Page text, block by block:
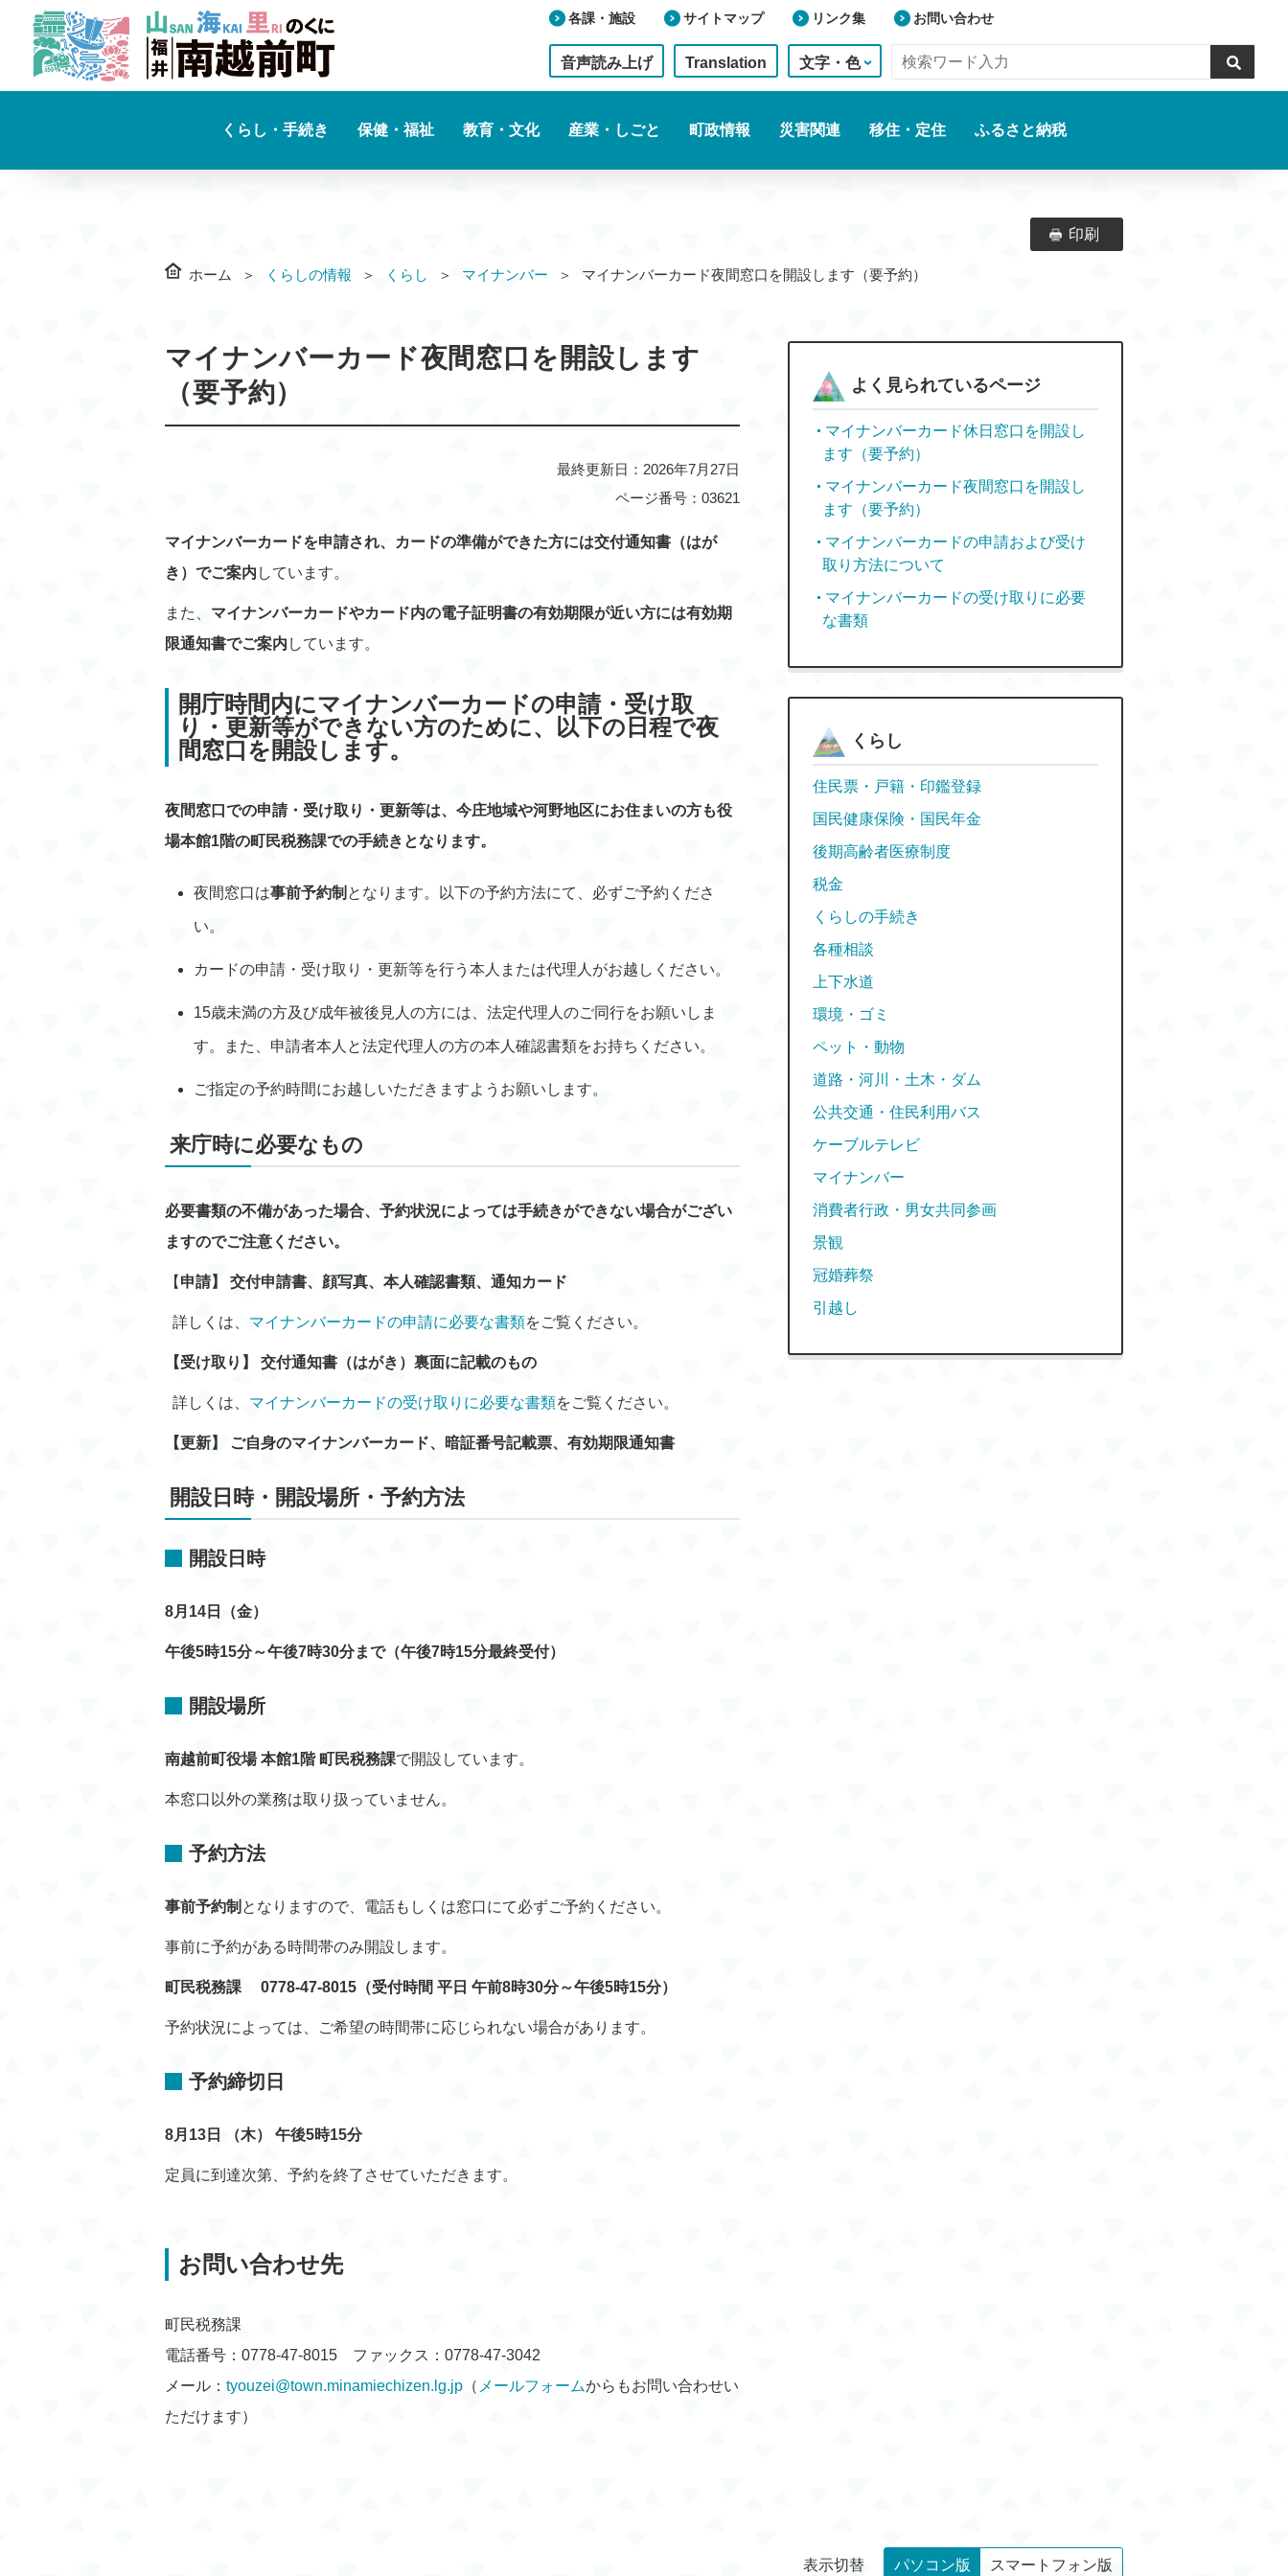
各課・施設 サイトマップ リンク集 お問い合わせ
音声読み上げ Translation 文字・色
くらし・手続き 保健・福祉 教育・文化 産業・しごと 町政情報 災害関連 移住・定住 ふるさと納税
ホーム くらしの情報 くらし マイナンバー マイナンバーカード夜間窓口を開設します（要予約）
印刷
マイナンバーカード夜間窓口を開設します
（要予約）
最終更新日：2026年7月27日
ページ番号：03621
マイナンバーカードを申請され、カードの準備ができた方には交付通知書（はが
き）でご案内 しています。
また、 マイナンバーカードやカード内の電子証明書の有効期限が近い方には有効期
限通知書でご案内 しています。
開庁時間内にマイナンバーカードの申請・受け取
り・更新等ができない方のために、以下の日程で夜
間窓口を開設します。
夜間窓口での申請・受け取り・更新等は、今庄地域や河野地区にお住まいの方も役
場本館1階の町民税務課での手続きとなります。
夜間窓口は事前予約制 となります。以下の予約方法にて、必ずご予約くださ
い。
カードの申請・受け取り・更新等を行う本人または代理人がお越しください。
15歳未満の方及び成年被後見人の方には、法定代理人のご同行をお願いしま
す。また、申請者本人と法定代理人の方の本人確認書類をお持ちください。
ご指定の予約時間にお越しいただきますようお願いします。
来庁時に必要なもの
必要書類の不備があった場合、予約状況によっては手続きができない場合がござい
ますのでご注意ください。
【 申請】 交付申請書、顔写真、本人確認書類、通知カード
詳しくは、 マイナンバーカードの申請に必要な書類をご覧ください。
【受け取り】 交付通知書（はがき）裏面に記載のもの
詳しくは、 マイナンバーカードの受け取りに必要な書類をご覧ください。
【更新】 ご自身のマイナンバーカード、暗証番号記載票、有効期限通知書
開設日時・開設場所・予約方法
開設日時
8月14日（金）
午後5時15分～午後7時30分まで（午後7時15分最終受付）
開設場所
南越前町役場 本館1階 町民税務課で開設しています。
本窓口以外の業務は取り扱っていません。
予約方法
事前予約制 となりますので、電話もしくは窓口にて必ずご予約ください。
事前に予約がある時間帯のみ開設します。
町民税務課 0778-47-8015（受付時間 平日 午前8時30分～午後5時15分）
予約状況によっては、ご希望の時間帯に応じられない場合があります。
予約締切日
8月13日 （木） 午後5時15分
定員に到達次第、予約を終了させていただきます。
お問い合わせ先
町民税務課
電話番号：0778-47-8015 ファックス：0778-47-3042
メール： tyouzei@town.minamiechizen.lg.jp （ メールフォームからもお問い合わせい
ただけます）
よく見られているページ
マイナンバーカード休日窓口を開設し
ます（要予約）
マイナンバーカード夜間窓口を開設し
ます（要予約）
マイナンバーカードの申請および受け
取り方法について
マイナンバーカードの受け取りに必要
な書類
くらし
住民票・戸籍・印鑑登録
国民健康保険・国民年金
後期高齢者医療制度
税金
くらしの手続き
各種相談
上下水道
環境・ゴミ
ペット・動物
道路・河川・土木・ダム
公共交通・住民利用バス
ケーブルテレビ
マイナンバー
消費者行政・男女共同参画
景観
冠婚葬祭
引越し
表示切替 パソコン版 スマートフォン版